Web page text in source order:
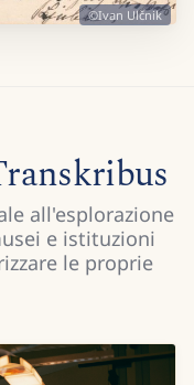
©Ivan Ulčnik
all'esplorazione
e istituzioni
le proprie